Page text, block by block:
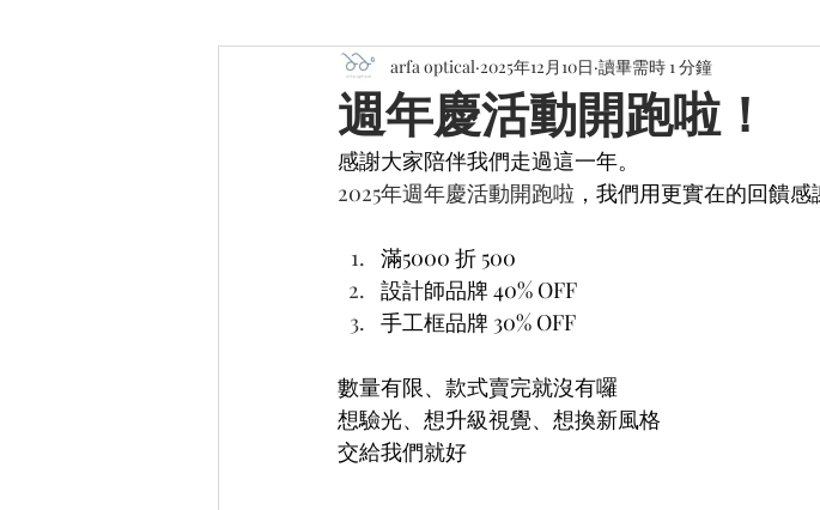
週年慶活動開跑啦！
arfa optical 2025年12月10日 讀畢需時 1 分鐘
感謝大家陪伴我們走過這一年。
2025年週年慶活動開跑啦 ，我們用更實在的回饋感
滿5000 折 500
設計師品牌 40% OFF
手工框品牌 30% OFF
數量有限、款式賣完就沒有囉
想驗光、想升級視覺、想換新風格
交給我們就好